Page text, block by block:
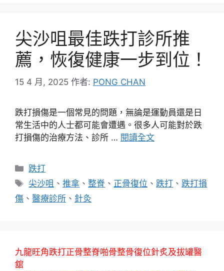
尖沙咀最佳跌打診所推
薦，恢復健康一步到位！
15 4 月, 2025 作者: PONG CHAN
跌打損傷是一個常見的問題，無論是運動員還是日
常生活中的人士都可能會遭遇。很多人可能對於跌
打損傷的治療方法、診所 … 閱讀全文
分
類
跌打
標
籤
尖沙咀 、推拿 、整脊 、 正骨復位 、 跌打 、 跌打損
傷 、 醫療診所 、 針灸
九龍旺角跌打正骨整脊啪骨整骨復位針炙及拔罐醫
舘